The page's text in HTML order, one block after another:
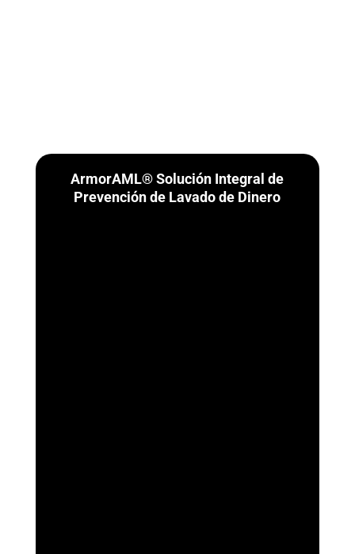
ArmorAML® Solución Integral de
Prevención de Lavado de Dinero